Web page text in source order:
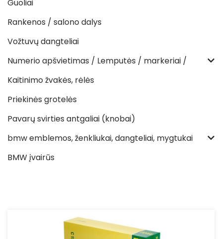
Guoliai
Rankenos / salono dalys
Vožtuvų dangteliai
Numerio apšvietimas / Lemputės / markeriai /
Kaitinimo žvakės, rėlės
Priekinės grotelės
Pavarų svirties antgaliai (knobai)
bmw emblemos, ženkliukai, dangteliai, mygtukai
BMW įvairūs